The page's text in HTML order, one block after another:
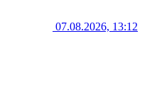
07.08.2026, 13:12